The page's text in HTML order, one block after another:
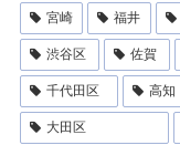
宮崎 福井
渋谷区 佐賀
千代田区 高知
大田区